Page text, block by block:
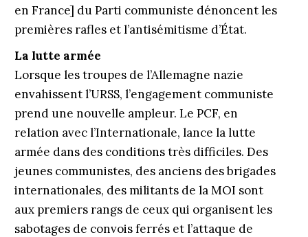
en France] du Parti communiste dénoncent les
premières rafles et l’antisémitisme d’État.
La lutte armée
Lorsque les troupes de l’Allemagne nazie
envahissent l’URSS, l’engagement communiste
prend une nouvelle ampleur. Le PCF, en
relation avec l’Internationale, lance la lutte
armée dans des conditions très difficiles. Des
jeunes communistes, des anciens des brigades
internationales, des militants de la MOI sont
aux premiers rangs de ceux qui organisent les
sabotages de convois ferrés et l’attaque de